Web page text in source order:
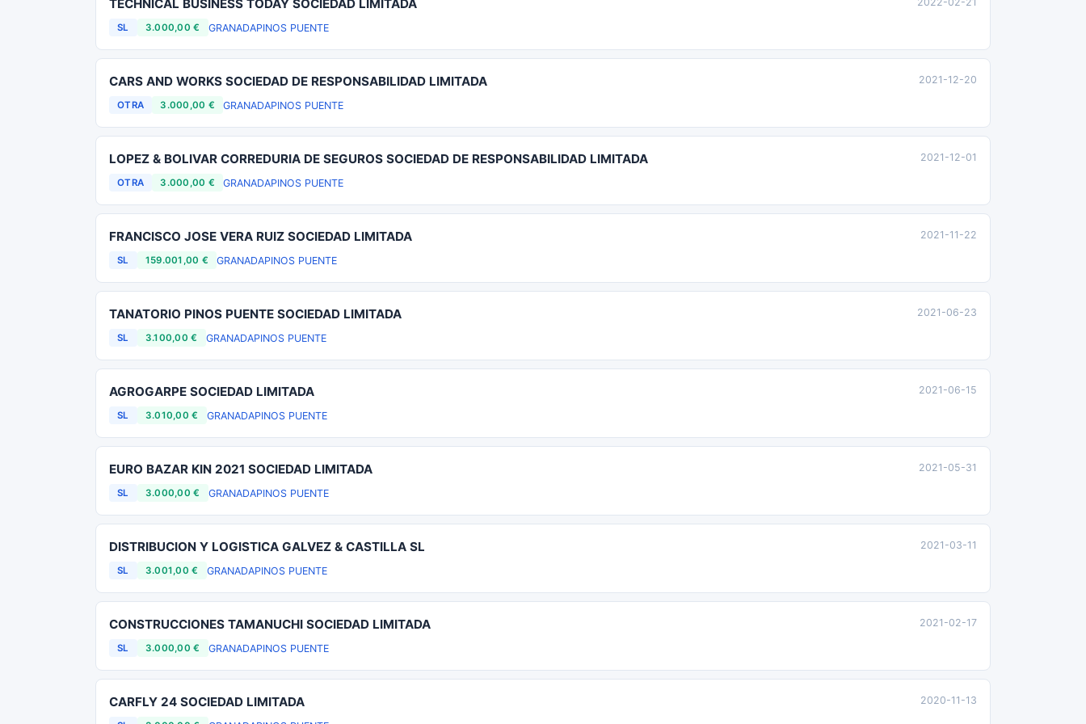
TECHNICAL BUSINESS TODAY SOCIEDAD LIMITADA
SL 3.000,00 € GRANADAPINOS PUENTE
CARS AND WORKS SOCIEDAD DE RESPONSABILIDAD LIMITADA
OTRA 3.000,00 € GRANADAPINOS PUENTE
2021-12-20
LOPEZ & BOLIVAR CORREDURIA DE SEGUROS SOCIEDAD DE RESPONSABILIDAD LIMITADA
OTRA 3.000,00 € GRANADAPINOS PUENTE
2021-12-01
FRANCISCO JOSE VERA RUIZ SOCIEDAD LIMITADA
SL 159.001,00 € GRANADAPINOS PUENTE
2021-11-22
TANATORIO PINOS PUENTE SOCIEDAD LIMITADA
SL 3.100,00 € GRANADAPINOS PUENTE
2021-06-23
AGROGARPE SOCIEDAD LIMITADA
SL 3.010,00 € GRANADAPINOS PUENTE
2021-06-15
EURO BAZAR KIN 2021 SOCIEDAD LIMITADA
SL 3.000,00 € GRANADAPINOS PUENTE
2021-05-31
DISTRIBUCION Y LOGISTICA GALVEZ & CASTILLA SL
SL 3.001,00 € GRANADAPINOS PUENTE
2021-03-11
CONSTRUCCIONES TAMANUCHI SOCIEDAD LIMITADA
SL 3.000,00 € GRANADAPINOS PUENTE
2021-02-17
CARFLY 24 SOCIEDAD LIMITADA 2020-11-13